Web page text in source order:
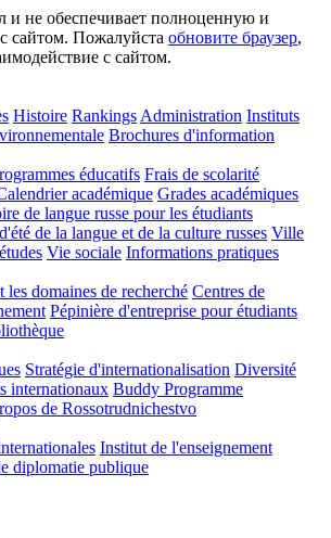
и не обеспечивает полноценную и
сайтом. Пожалуйста обновите браузер,
с сайтом.
Histoire Rankings Administration Instituts
Brochures d'information
éducatifs Frais de scolarité
académique Grades académiques
de langue russe pour les étudiants
de la langue et de la culture russes Ville
Vie sociale Informations pratiques
les domaines de recherché Centres de
Pépinière d'entreprise pour étudiants
Stratégie d'internationalisation Diversité
internationaux Buddy Programme
de Rossotrudnichestvo
Institut de l'enseignement
diplomatie publique